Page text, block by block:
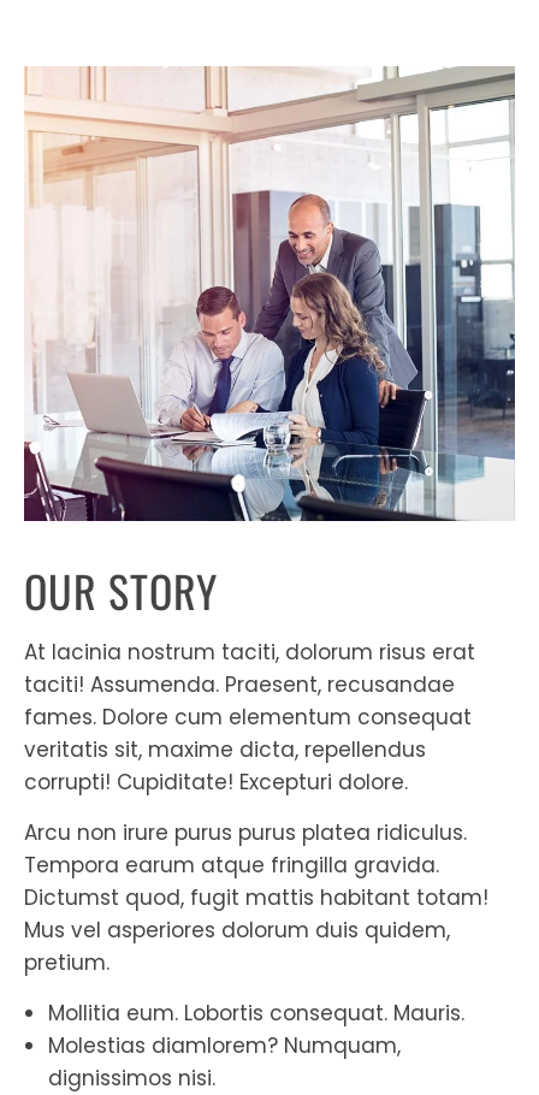
OUR STORY
At lacinia nostrum taciti, dolorum risus erat
taciti! Assumenda. Praesent, recusandae
fames. Dolore cum elementum consequat
veritatis sit, maxime dicta, repellendus
corrupti! Cupiditate! Excepturi dolore.
Arcu non irure purus purus platea ridiculus.
Tempora earum atque fringilla gravida.
Dictumst quod, fugit mattis habitant totam!
Mus vel asperiores dolorum duis quidem,
pretium.
Mollitia eum. Lobortis consequat. Mauris.
Molestias diamlorem? Numquam,
dignissimos nisi.